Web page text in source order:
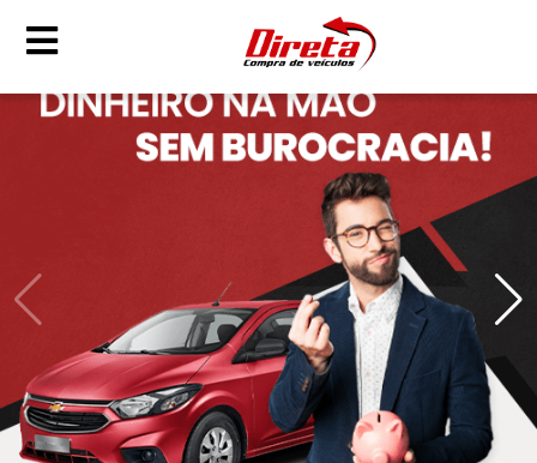
QUERO
VENDER
FUNCIONA
VEÍCULOS
CONTATO